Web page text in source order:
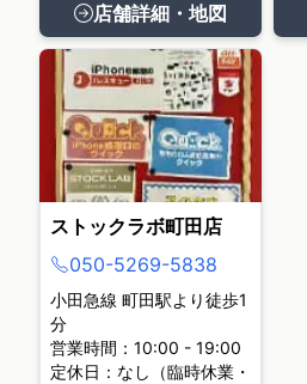
店舗詳細・地図
ストックラボ町田店
050-5269-5838
小田急線 町田駅より徒歩1
分
営業時間：10:00 - 19:00
定休日：なし（臨時休業・